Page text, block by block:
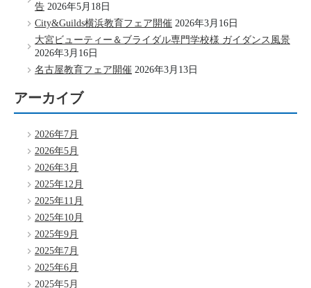
告 2026年5月18日
City&Guilds横浜教育フェア開催 2026年3月16日
大宮ビューティー＆ブライダル専門学校様 ガイダンス風景
2026年3月16日
名古屋教育フェア開催 2026年3月13日
アーカイブ
2026年7月
2026年5月
2026年3月
2025年12月
2025年11月
2025年10月
2025年9月
2025年7月
2025年6月
2025年5月